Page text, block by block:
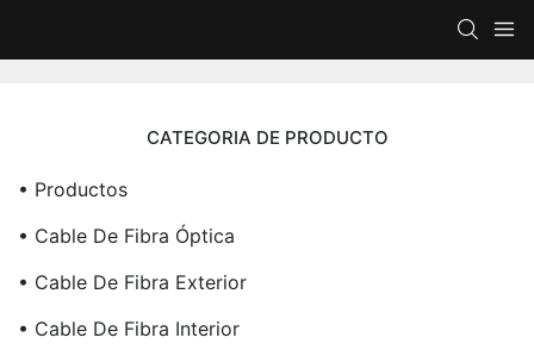
CATEGORIA DE PRODUCTO
• Productos
• Cable De Fibra Óptica
• Cable De Fibra Exterior
• Cable De Fibra Interior